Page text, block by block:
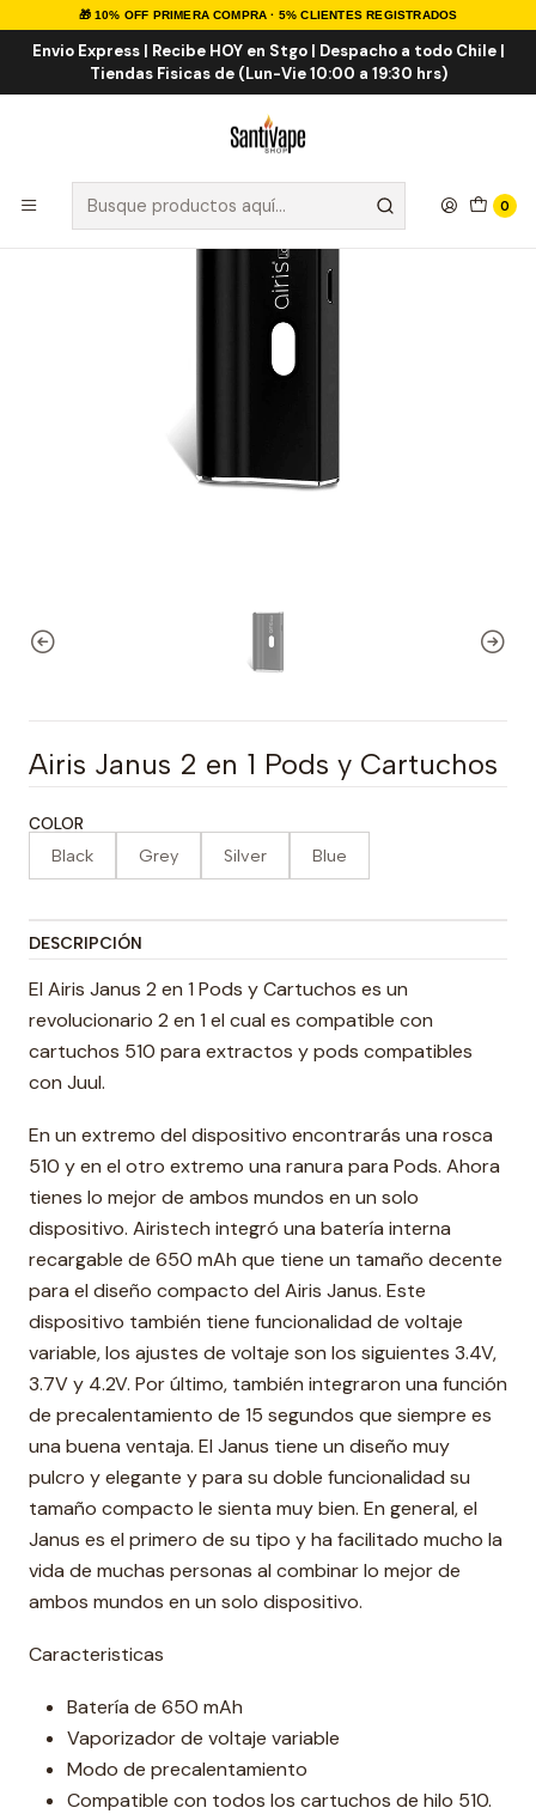
🎁 10% OFF PRIMERA COMPRA · 5% CLIENTES REGISTRADOS
Envio Express | Recibe HOY en Stgo | Despacho a todo Chile |
Tiendas Fisicas de (Lun-Vie 10:00 a 19:30 hrs)
0
Inicio HERBALES Cartridge
Airis Janus 2 en 1 Pods y Cartuchos
Airis Janus 2 en 1 Pods y Cartuchos
COLOR
Black Grey Silver Blue
DESCRIPCIÓN
El Airis Janus 2 en 1 Pods y Cartuchos es un
revolucionario 2 en 1 el cual es compatible con
cartuchos 510 para extractos y pods compatibles
con Juul.
En un extremo del dispositivo encontrarás una rosca
510 y en el otro extremo una ranura para Pods. Ahora
tienes lo mejor de ambos mundos en un solo
dispositivo. Airistech integró una batería interna
recargable de 650 mAh que tiene un tamaño decente
para el diseño compacto del Airis Janus. Este
dispositivo también tiene funcionalidad de voltaje
variable, los ajustes de voltaje son los siguientes 3.4V,
3.7V y 4.2V. Por último, también integraron una función
de precalentamiento de 15 segundos que siempre es
una buena ventaja. El Janus tiene un diseño muy
pulcro y elegante y para su doble funcionalidad su
tamaño compacto le sienta muy bien. En general, el
Janus es el primero de su tipo y ha facilitado mucho la
vida de muchas personas al combinar lo mejor de
ambos mundos en un solo dispositivo.
Caracteristicas
Batería de 650 mAh
Vaporizador de voltaje variable
Modo de precalentamiento
Compatible con todos los cartuchos de hilo 510.